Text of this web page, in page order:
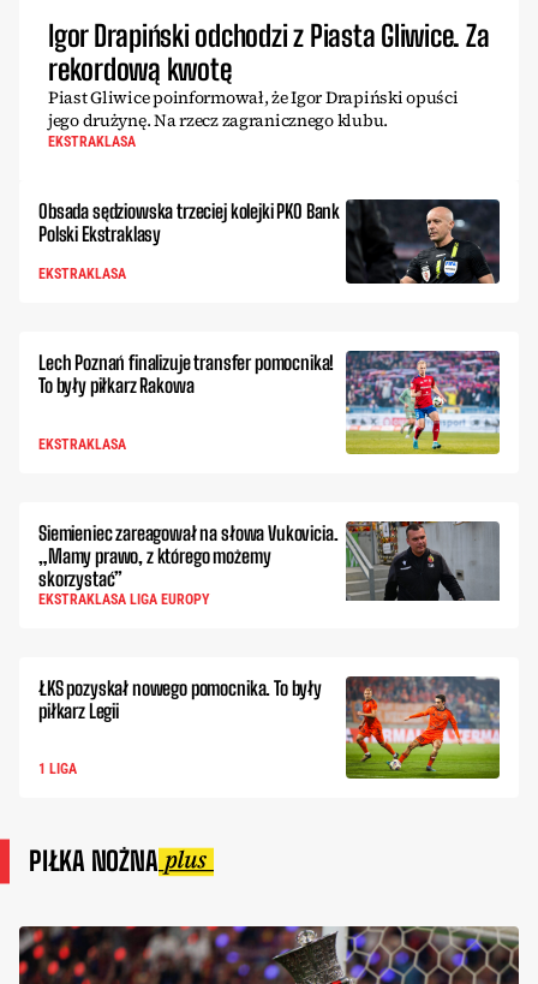
Igor Drapiński odchodzi z Piasta Gliwice. Za
rekordową kwotę
Piast Gliwice poinformował, że Igor Drapiński opuści
jego drużynę. Na rzecz zagranicznego klubu.
EKSTRAKLASA
Obsada sędziowska trzeciej kolejki PKO Bank
Polski Ekstraklasy
EKSTRAKLASA
Lech Poznań finalizuje transfer pomocnika!
To były piłkarz Rakowa
EKSTRAKLASA
Siemieniec zareagował na słowa Vukovicia.
„Mamy prawo, z którego możemy
skorzystać”
EKSTRAKLASA LIGA EUROPY
ŁKS pozyskał nowego pomocnika. To były
piłkarz Legii
1 LIGA
PIŁKA NOŻNA